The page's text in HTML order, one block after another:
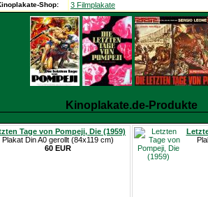
Shop: 3 Filmplakate
Kinoplakate.de-Produkte
Tage von Pompeji, Die (1959)
Plakat Din A0 gerollt (84x119 cm)
60 EUR